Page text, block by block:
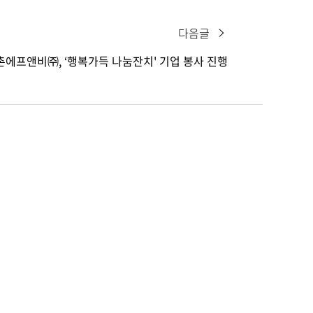
다음글
에프앤비㈜, ‘행복가득 나눔잔치' 기업 봉사 진행